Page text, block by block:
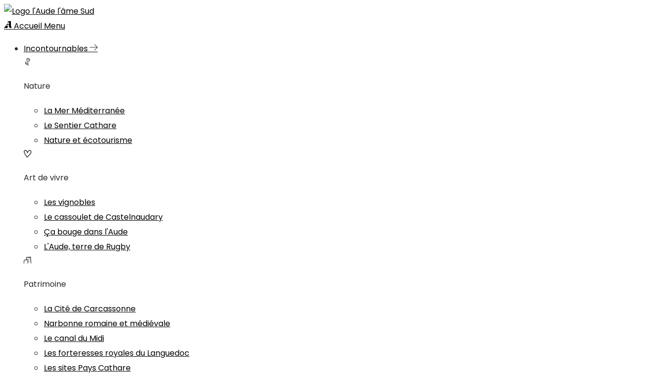
Accueil Menu
Incontournables
Nature
La Mer Méditerranée
Le Sentier Cathare
Nature et écotourisme
Art de vivre
Les vignobles
Le cassoulet de Castelnaudary
Ça bouge dans l'Aude
L'Aude, terre de Rugby
Patrimoine
La Cité de Carcassonne
Narbonne romaine et médiévale
Le canal du Midi
Les forteresses royales du Languedoc
Les sites Pays Cathare